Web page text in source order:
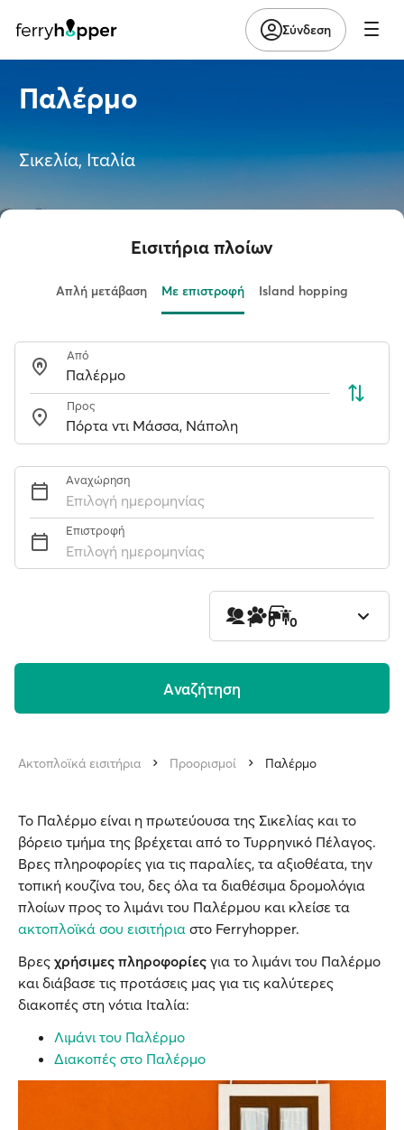
Σύνδεση
Παλέρμο
Σικελία, Ιταλία
Εισιτήρια πλοίων
Απλή μετάβαση Με επιστροφή Island hopping
Από
Προς
Αναχώρηση
Επιλογή ημερομηνίας
Επιστροφή
Επιλογή ημερομηνίας
1 0 0
Aναζήτηση
Ακτοπλοϊκά εισιτήρια Προορισμοί Παλέρμο
Το Παλέρμο είναι η πρωτεύουσα της Σικελίας και το
βόρειο τμήμα της βρέχεται από το Τυρρηνικό Πέλαγος.
Βρες πληροφορίες για τις παραλίες, τα αξιοθέατα, την
τοπική κουζίνα του, δες όλα τα διαθέσιμα δρομολόγια
πλοίων προς το λιμάνι του Παλέρμου και κλείσε τα
ακτοπλοϊκά σου εισιτήρια στο Ferryhopper.
Βρες χρήσιμες πληροφορίες για το λιμάνι του Παλέρμο
και διάβασε τις προτάσεις μας για τις καλύτερες
διακοπές στη νότια Ιταλία:
Λιμάνι του Παλέρμο
Διακοπές στο Παλέρμο